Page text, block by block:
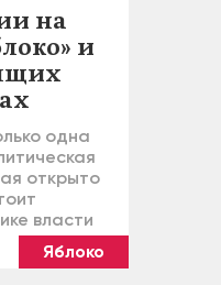
на
и
одна
открыто
власти
Яблоко